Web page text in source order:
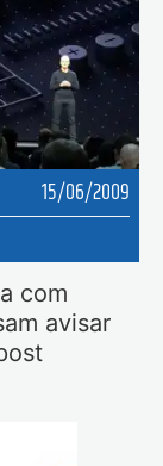
15/06/2009
com
avisar